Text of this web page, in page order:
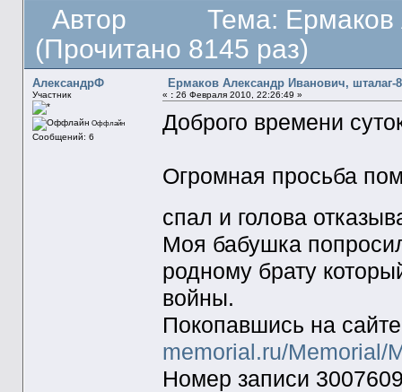
Автор
Тема: Ермаков
(Прочитано 8145 раз)
АлександрФ
Участник
Оффлайн
Сообщений: 6
Ермаков Александр Иванович, шталаг-
« :26 Февраля 2010, 22:26:49 »
Доброго времени
Огромная просьба
спал и голова
Моя бабушка
родному брату
войны.
Покопавшись на
memorial.ru/Memorial/
Номер записи